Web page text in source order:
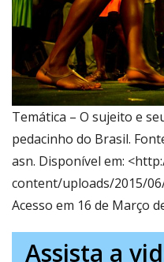
Temática – O sujeito e
pedacinho do Brasil.
asn. Disponível em:
content/uploads/2015/
Acesso em 16 de Março
Assista a